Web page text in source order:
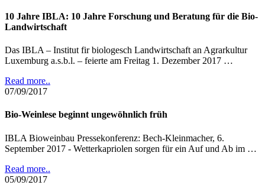
10 Jahre IBLA: 10 Jahre Forschung und Beratung für die Bio-
Landwirtschaft
Das IBLA – Institut fir biologesch Landwirtschaft an Agrarkultur
Luxemburg a.s.b.l. – feierte am Freitag 1. Dezember 2017 …
Read more..
07/09/2017
Bio-Weinlese beginnt ungewöhnlich früh
IBLA Bioweinbau Pressekonferenz: Bech-Kleinmacher, 6.
September 2017 - Wetterkapriolen sorgen für ein Auf und Ab im …
Read more..
05/09/2017